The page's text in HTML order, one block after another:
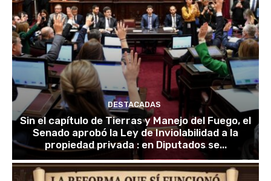
DESTACADAS
Sin el capítulo de Tierras y Manejo del Fuego, el
Senado aprobó la Ley de Inviolabilidad a la
propiedad privada : en Diputados se...